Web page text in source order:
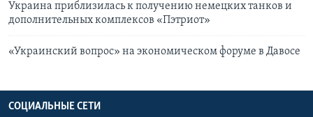
Украина приблизилась к получению немецких танков и
дополнительных комплексов «Пэтриот»
«Украинский вопрос» на экономическом форуме в Давосе
СОЦИАЛЬНЫЕ СЕТИ